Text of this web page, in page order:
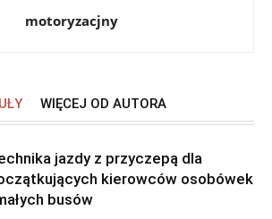
motoryzacjny
WIĘCEJ OD AUTORA
jazdy z przyczepą dla
kierowców osobówek
busów